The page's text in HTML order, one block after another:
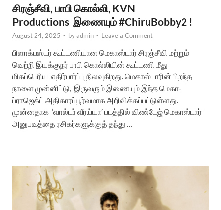
சிரஞ்சீவி, பாபி கொல்லி, KVN
Productions இணையும் #ChiruBobby2 !
August 24, 2025 - byadmin - Leave a Comment
பிளாக்பஸ்டர் கூட்டணியான மெகாஸ்டார் சிரஞ்சீவி மற்றும்
வெற்றி இயக்குநர் பாபி கொல்லியின் கூட்டணி மீது
மிகப்பெரிய எதிர்பார்ப்பு நிலவுகிறது. மெகாஸ்டாரின் பிறந்த
நாளை முன்னிட்டு, இருவரும் இணையும் இந்த மெகா-
ப்ராஜெக்ட் அதிகாரப்பூர்வமாக அறிவிக்கப்பட்டுள்ளது.
முன்னதாக ‘வால்டர் வீரய்யா’ படத்தில் விண்டேஜ் மெகாஸ்டார்
அனுபவத்தை ரசிகர்களுக்குத் தந்து …